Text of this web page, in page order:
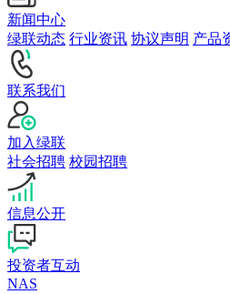
新闻中心
绿联动态 行业资讯 协议声明 产品
联系我们
加入绿联
社会招聘 校园招聘
信息公开
投资者互动
NAS